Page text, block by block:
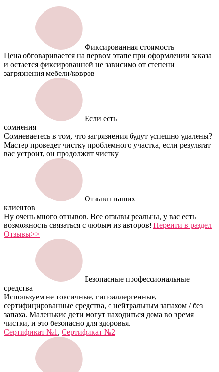
Фиксированная стоимость
Цена обговаривается на первом этапе при оформлении заказа
и остается фиксированной не зависимо от степени
загрязнения мебели/ковров
Если есть
сомнения
Сомневаетесь в том, что загрязнения будут успешно удалены?
Мастер проведет чистку проблемного участка, если результат
вас устроит, он продолжит чистку
Отзывы наших
клиентов
Ну очень много отзывов. Все отзывы реальны, у вас есть
возможность связаться с любым из авторов! Перейти в раздел
Отзывы>>
Безопасные профессиональные
средства
Используем не токсичные, гипоаллергенные,
сертифицированные средства, с нейтральным запахом / без
запаха. Маленькие дети могут находиться дома во время
чистки, и это безопасно для здоровья.
Сертификат №1 , Сертификат №2